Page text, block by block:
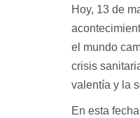
Hoy, 13 de
el mundo
crisis
valentía y la
En esta